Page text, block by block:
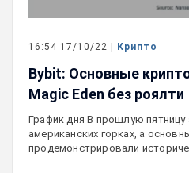
16:54 17/10/22 | Крипто
Bybit: Основные
Magic Eden без роялти
График дня В прошлую пятницу
американских горках, а
продемонстрировали